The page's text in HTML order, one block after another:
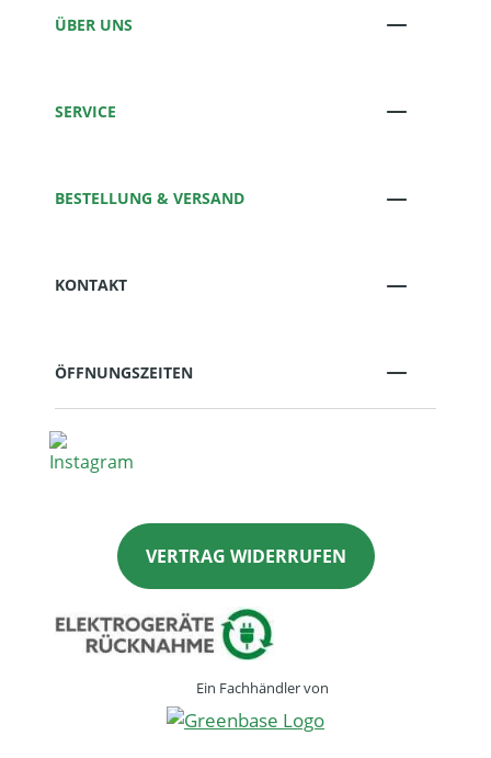
ÜBER UNS
SERVICE
BESTELLUNG & VERSAND
KONTAKT
ÖFFNUNGSZEITEN
VERTRAG WIDERRUFEN
Ein Fachhändler von